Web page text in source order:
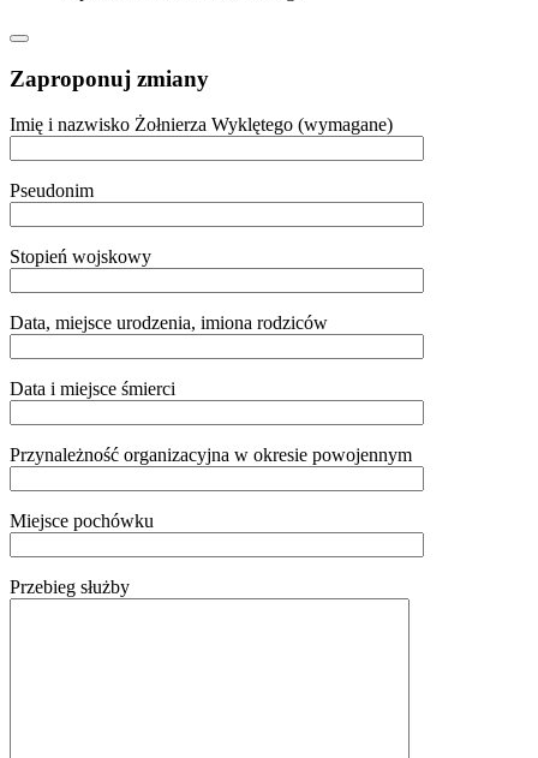
Zaproponuj zmiany
Imię i nazwisko Żołnierza Wyklętego (wymagane)
Pseudonim
Stopień wojskowy
Data, miejsce urodzenia, imiona rodziców
Data i miejsce śmierci
Przynależność organizacyjna w okresie powojennym
Miejsce pochówku
Przebieg służby